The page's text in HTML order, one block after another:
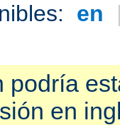
en
podría
en